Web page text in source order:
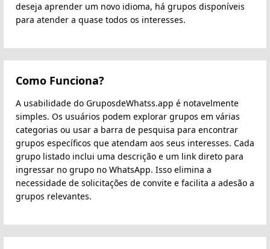
deseja aprender um novo idioma, há grupos disponíveis
para atender a quase todos os interesses.
Como Funciona?
A usabilidade do GruposdeWhatss.app é notavelmente
simples. Os usuários podem explorar grupos em várias
categorias ou usar a barra de pesquisa para encontrar
grupos específicos que atendam aos seus interesses. Cada
grupo listado inclui uma descrição e um link direto para
ingressar no grupo no WhatsApp. Isso elimina a
necessidade de solicitações de convite e facilita a adesão a
grupos relevantes.